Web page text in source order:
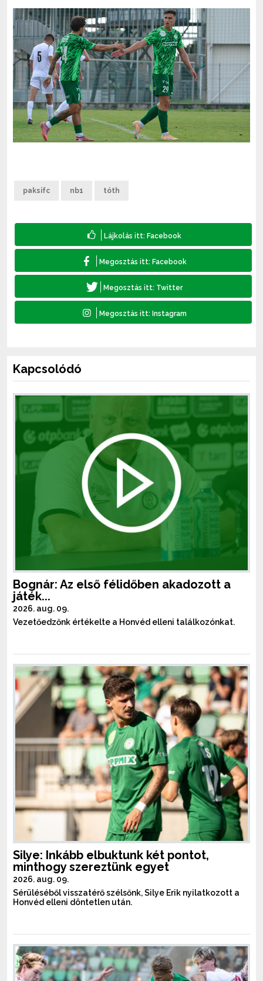
paksifc nb1 tóth
Kapcsolódó
Bognár: Az első félidőben akadozott a
játék...
2026. aug. 09.
Vezetőedzőnk értékelte a Honvéd elleni találkozónkat.
Silye: Inkább elbuktunk két pontot,
minthogy szereztünk egyet
2026. aug. 09.
Sérüléséből visszatérő szélsőnk, Silye Erik nyilatkozott a
Honvéd elleni döntetlen után.